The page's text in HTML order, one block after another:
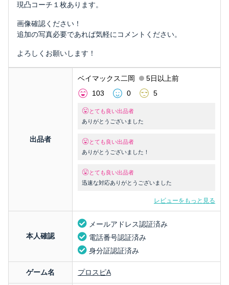
現凸コーチ１枚あります。
画像確認ください！
追加の写真必要であれば気軽にコメントください。
よろしくお願いします！
出品者
ベイマックス二岡
5日以上前
103
0 5
とても良い出品者
ありがとうございました
とても良い出品者
ありがとうございました！
とても良い出品者
迅速な対応ありがとうございました
レビューをもっと見る
本人確認
メールアドレス認証済み
電話番号認証済み
身分証認証済み
ゲーム名 プロスピA